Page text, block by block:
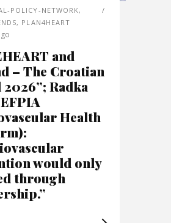
POLICY-NETWORK,
, PLAN4HEART
and
– The Croatian
Radka
Health
would only
through